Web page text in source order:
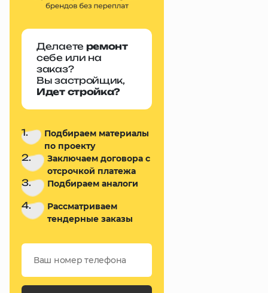
Делаете ремонт
себе или на
заказ?
Вы застройщик,
Идет стройка?
1.
Подбираем материалы
по проекту
2.
Заключаем договора с
отсрочкой платежа
3. Подбираем аналоги
4.
Рассматриваем
тендерные заказы